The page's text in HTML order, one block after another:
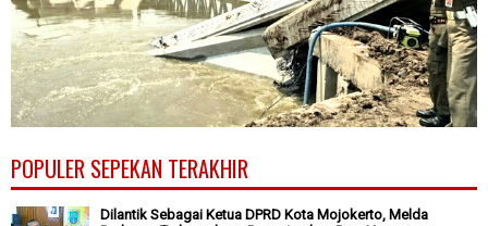
POPULER SEPEKAN TERAKHIR
Dilantik Sebagai Ketua DPRD Kota Mojokerto, Melda